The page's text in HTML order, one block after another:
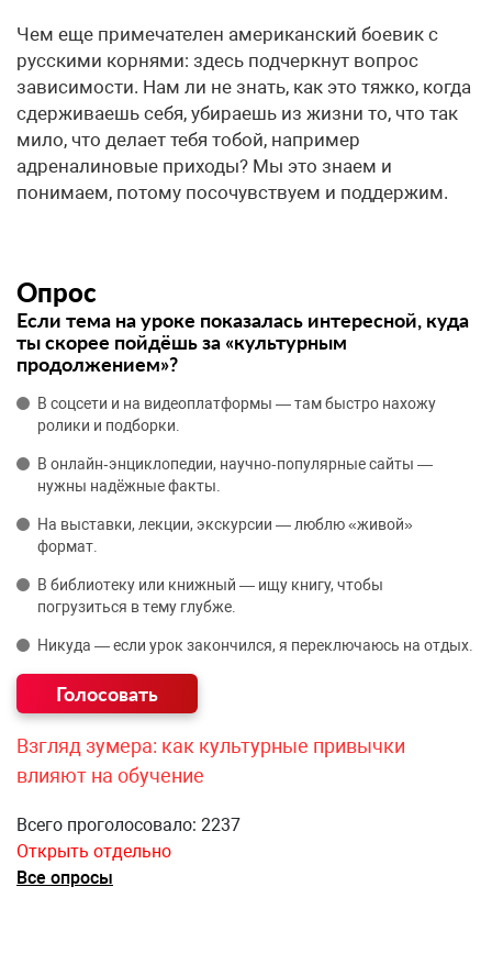
Чем еще примечателен американский боевик с
русскими корнями: здесь подчеркнут вопрос
зависимости. Нам ли не знать, как это тяжко, когда
сдерживаешь себя, убираешь из жизни то, что так
мило, что делает тебя тобой, например
адреналиновые приходы? Мы это знаем и
понимаем, потому посочувствуем и поддержим.
Опрос
Если тема на уроке показалась интересной, куда
ты скорее пойдёшь за «культурным
продолжением»?
В соцсети и на видеоплатформы — там быстро нахожу
ролики и подборки.
В онлайн‑энциклопедии, научно‑популярные сайты —
нужны надёжные факты.
На выставки, лекции, экскурсии — люблю «живой»
формат.
В библиотеку или книжный — ищу книгу, чтобы
погрузиться в тему глубже.
Никуда — если урок закончился, я переключаюсь на отдых.
Взгляд зумера: как культурные привычки
влияют на обучение
Всего проголосовало: 2237
Открыть отдельно
Все опросы